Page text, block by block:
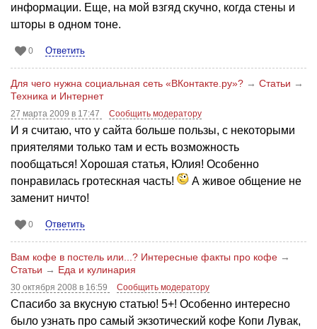
информации. Еще, на мой взгяд скучно, когда стены и
шторы в одном тоне.
0 Ответить
Для чего нужна социальная сеть «ВКонтакте.ру»? → Статьи →
Техника и Интернет
27 марта 2009 в 17:47 Сообщить модератору
И я считаю, что у сайта больше пользы, с некоторыми
приятелями только там и есть возможность
пообщаться! Хорошая статья, Юлия! Особенно
понравилась гротескная часть!
А живое общение не
заменит ничто!
0 Ответить
Вам кофе в постель или...? Интересные факты про кофе →
Статьи → Еда и кулинария
30 октября 2008 в 16:59 Сообщить модератору
Спасибо за вкусную статью! 5+! Особенно интересно
было узнать про самый экзотический кофе Копи Лувак,